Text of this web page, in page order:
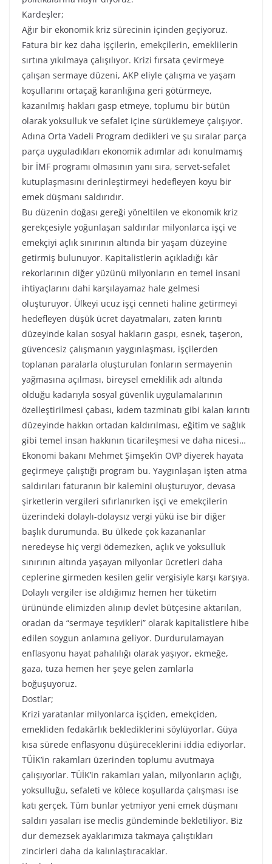
Kardeşler;
Ağır bir ekonomik kriz sürecinin içinden geçiyoruz.
Fatura bir kez daha işçilerin, emekçilerin, emeklilerin
sırtına yıkılmaya çalışılıyor. Krizi fırsata çevirmeye
çalışan sermaye düzeni, AKP eliyle çalışma ve yaşam
koşullarını ortaçağ karanlığına geri götürmeye,
kazanılmış hakları gasp etmeye, toplumu bir bütün
olarak yoksulluk ve sefalet içine sürüklemeye çalışıyor.
Adına Orta Vadeli Program dedikleri ve şu sıralar parça
parça uyguladıkları ekonomik adımlar adı konulmamış
bir İMF programı olmasının yanı sıra, servet-sefalet
kutuplaşmasını derinleştirmeyi hedefleyen koyu bir
emek düşmanı saldırıdır.
Bu düzenin doğası gereği yöneltilen ve ekonomik kriz
gerekçesiyle yoğunlaşan saldırılar milyonlarca işçi ve
emekçiyi açlık sınırının altında bir yaşam düzeyine
getirmiş bulunuyor. Kapitalistlerin açıkladığı kâr
rekorlarının diğer yüzünü milyonların en temel insani
ihtiyaçlarını dahi karşılayamaz hale gelmesi
oluşturuyor. Ülkeyi ucuz işçi cenneti haline getirmeyi
hedefleyen düşük ücret dayatmaları, zaten kırıntı
düzeyinde kalan sosyal hakların gaspı, esnek, taşeron,
güvencesiz çalışmanın yaygınlaşması, işçilerden
toplanan paralarla oluşturulan fonların sermayenin
yağmasına açılması, bireysel emeklilik adı altında
olduğu kadarıyla sosyal güvenlik uygulamalarının
özelleştirilmesi çabası, kıdem tazminatı gibi kalan kırıntı
düzeyinde hakkın ortadan kaldırılması, eğitim ve sağlık
gibi temel insan hakkının ticarileşmesi ve daha nicesi…
Ekonomi bakanı Mehmet Şimşek’in OVP diyerek hayata
geçirmeye çalıştığı program bu. Yaygınlaşan işten atma
saldırıları faturanın bir kalemini oluşturuyor, devasa
şirketlerin vergileri sıfırlanırken işçi ve emekçilerin
üzerindeki dolaylı-dolaysız vergi yükü ise bir diğer
başlık durumunda. Bu ülkede çok kazananlar
neredeyse hiç vergi ödemezken, açlık ve yoksulluk
sınırının altında yaşayan milyonlar ücretleri daha
ceplerine girmeden kesilen gelir vergisiyle karşı karşıya.
Dolaylı vergiler ise aldığımız hemen her tüketim
ürününde elimizden alınıp devlet bütçesine aktarılan,
oradan da “sermaye teşvikleri” olarak kapitalistlere hibe
edilen soygun anlamına geliyor. Durdurulamayan
enflasyonu hayat pahalılığı olarak yaşıyor, ekmeğe,
gaza, tuza hemen her şeye gelen zamlarla
boğuşuyoruz.
Dostlar;
Krizi yaratanlar milyonlarca işçiden, emekçiden,
emekliden fedakârlık beklediklerini söylüyorlar. Güya
kısa sürede enflasyonu düşüreceklerini iddia ediyorlar.
TÜİK’in rakamları üzerinden toplumu avutmaya
çalışıyorlar. TÜİK’in rakamları yalan, milyonların açlığı,
yoksulluğu, sefaleti ve kölece koşullarda çalışması ise
katı gerçek. Tüm bunlar yetmiyor yeni emek düşmanı
saldırı yasaları ise meclis gündeminde bekletiliyor. Biz
dur demezsek ayaklarımıza takmaya çalıştıkları
zincirleri daha da kalınlaştıracaklar.